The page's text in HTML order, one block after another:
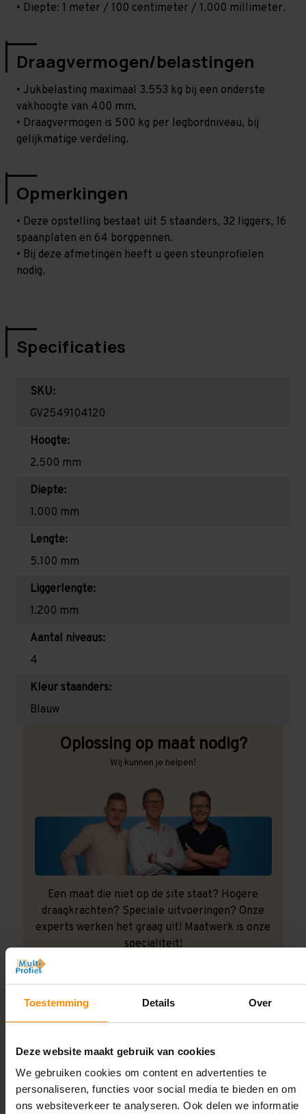
Toestemming Details Over
Deze website maakt gebruik van cookies
We gebruiken cookies om content en advertenties te
personaliseren, functies voor social media te bieden en om
ons websiteverkeer te analyseren. Ook delen we informatie
• Diepte: 1 meter / 100 centimeter / 1.000 millimeter.
Draagvermogen/belastingen
• Jukbelasting maximaal 3.553 kg bij een onderste
vakhoogte van 400 mm.
• Draagvermogen is 500 kg per legbordniveau, bij
gelijkmatige verdeling.
Opmerkingen
• Deze opstelling bestaat uit 5 staanders, 32 liggers, 16
spaanplaten en 64 borgpennen.
• Bij deze afmetingen heeft u geen steunprofielen
nodig.
Specificaties
SKU:
GV2549104120
Hoogte:
2.500 mm
Diepte:
1.000 mm
Lengte:
5.100 mm
Liggerlengte:
1.200 mm
Aantal niveaus:
4
Kleur staanders:
Blauw
Oplossing op maat nodig?
Wij kunnen je helpen!
Een maat die niet op de site staat? Hogere
draagkrachten? Speciale uitvoeringen? Onze
experts werken het graag uit! Maatwerk is onze
specialiteit!
Laat ons het doen!